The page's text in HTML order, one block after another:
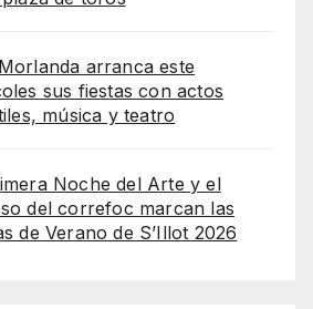
arranca este
sus fiestas con actos
música y teatro
Noche del Arte y el
del correfoc marcan las
de Verano de S’Illot 2026